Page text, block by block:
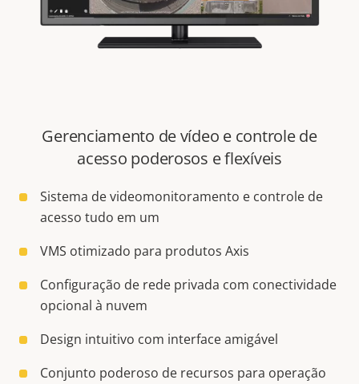
Gerenciamento de vídeo e controle de
acesso poderosos e flexíveis
Sistema de videomonitoramento e controle de
acesso tudo em um
VMS otimizado para produtos Axis
Configuração de rede privada com conectividade
opcional à nuvem
Design intuitivo com interface amigável
Conjunto poderoso de recursos para operação